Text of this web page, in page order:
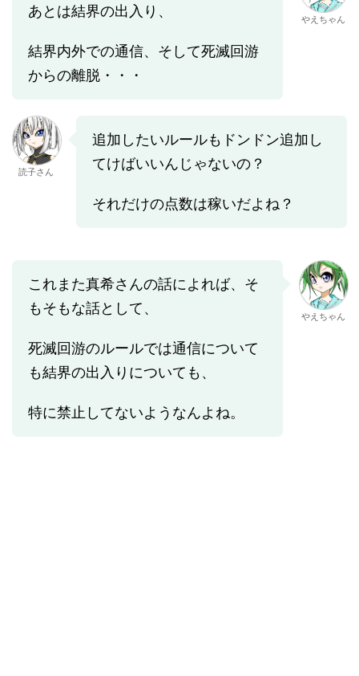
あとは結界の出入り、
結界内外での通信、そして死滅回游
からの離脱・・・
やえちゃん
読子さん
追加したいルールもドンドン追加し
てけばいいんじゃないの？
それだけの点数は稼いだよね？
これまた真希さんの話によれば、そ
もそもな話として、
死滅回游のルールでは通信について
も結界の出入りについても、
特に禁止してないようなんよね。
やえちゃん